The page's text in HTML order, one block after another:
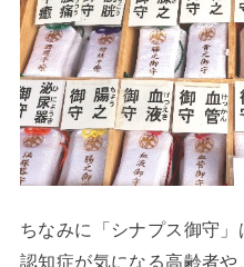
ちなみに「シナプス御守」
認知症が気になる高齢者